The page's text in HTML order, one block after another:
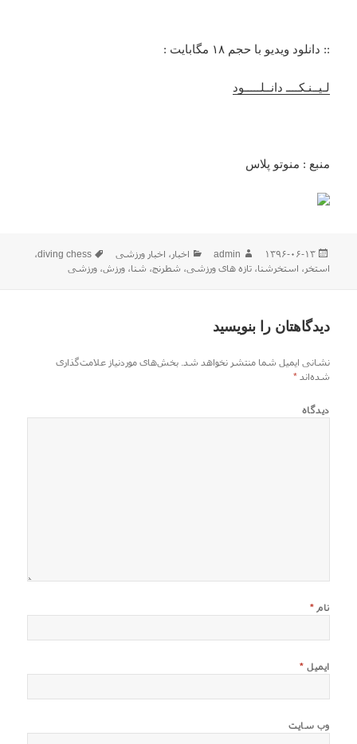
:: دانلود ویدیو با حجم ۱۸ مگابایت :
لـیــنـکــــ دانــلـــــود
منبع : منوتو پلاس
ارسال
شده
۱۳۹۶-۰۶-۱۳ نویسنده
admin دسته‌ها
اخبار ، اخبار ورزشی برچسب‌ها
diving chess،
استخر ، استخرشنا،تازه های ورزشی، شطرنج، شنا،ورزش،ورزشی
دیدگاهتان را بنویسید
نشانی ایمیل شما منتشر نخواهد شد.
بخش‌های موردنیاز علامت‌گذاری
شده‌اند*
دیدگاه
نام *
ایمیل *
وب‌ سایت